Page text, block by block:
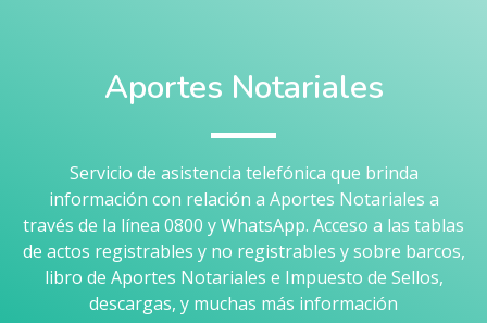
Aportes Notariales
Servicio de asistencia telefónica que brinda
información con relación a Aportes Notariales a
través de la línea 0800 y WhatsApp. Acceso a las tablas
de actos registrables y no registrables y sobre barcos,
libro de Aportes Notariales e Impuesto de Sellos,
descargas, y muchas más información